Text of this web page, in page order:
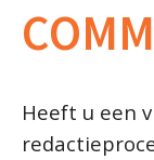
Heeft u een